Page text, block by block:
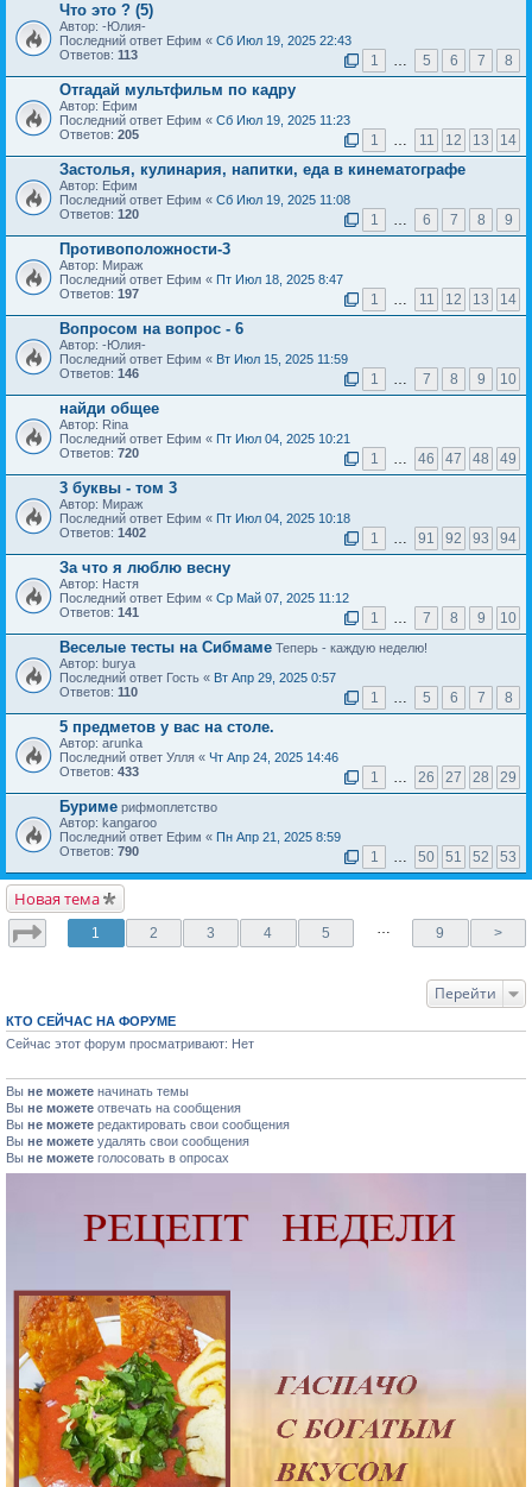
Что это ? (5)
Автор: -Юлия-
Последний ответ Ефим « Сб Июл 19, 2025 22:43
Ответов: 113 1 … 5 6 7 8
Отгадай мультфильм по кадру
Автор: Ефим
Последний ответ Ефим « Сб Июл 19, 2025 11:23
Ответов: 205 1 … 11 12 13 14
Застолья, кулинария, напитки, еда в кинематографе
Автор: Ефим
Последний ответ Ефим « Сб Июл 19, 2025 11:08
Ответов: 120 1 … 6 7 8 9
Противоположности-3
Автор: Мираж
Последний ответ Ефим « Пт Июл 18, 2025 8:47
Ответов: 197 1 … 11 12 13 14
Вопросом на вопрос - 6
Автор: -Юлия-
Последний ответ Ефим « Вт Июл 15, 2025 11:59
Ответов: 146 1 … 7 8 9 10
найди общее
Автор: Rina
Последний ответ Ефим « Пт Июл 04, 2025 10:21
Ответов: 720 1 … 46 47 48 49
3 буквы - том 3
Автор: Мираж
Последний ответ Ефим « Пт Июл 04, 2025 10:18
Ответов: 1402 1 … 91 92 93 94
За что я люблю весну
Автор: Настя
Последний ответ Ефим « Ср Май 07, 2025 11:12
Ответов: 141 1 … 7 8 9 10
Веселые тесты на Сибмаме Теперь - каждую неделю!
Автор: burya
Последний ответ Гость « Вт Апр 29, 2025 0:57
Ответов: 110 1 … 5 6 7 8
5 предметов у вас на столе.
Автор: arunka
Последний ответ Улля « Чт Апр 24, 2025 14:46
Ответов: 433 1 … 26 27 28 29
Буриме рифмоплетство
Автор: kangaroo
Последний ответ Ефим « Пн Апр 21, 2025 8:59
Ответов: 790 1 … 50 51 52 53
Новая тема
1 2 3 4 5 … 9 >
Перейти
КТО СЕЙЧАС НА ФОРУМЕ
Сейчас этот форум просматривают: Нет
Вы не можете начинать темы
Вы не можете отвечать на сообщения
Вы не можете редактировать свои сообщения
Вы не можете удалять свои сообщения
Вы не можете голосовать в опросах